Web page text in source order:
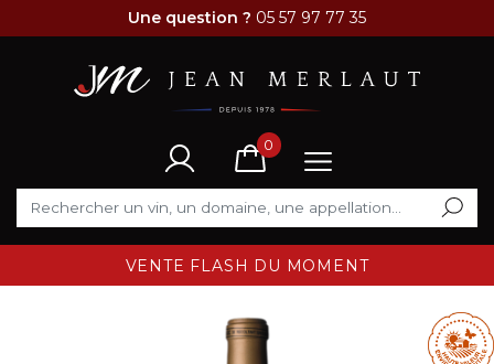
Une question ? 05 57 97 77 35
0
VENTE FLASH DU MOMENT